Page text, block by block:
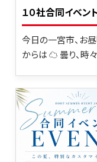
今日の一宮市、お
からは ☁ 曇り、時